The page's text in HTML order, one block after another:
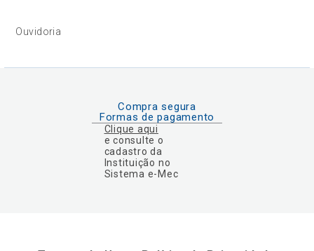
Ouvidoria
Compra segura
Formas de pagamento
Clique aqui
e consulte o
cadastro da
Instituição no
Sistema e-Mec